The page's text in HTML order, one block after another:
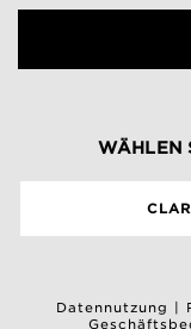
WÄHLEN
Datennutzung |